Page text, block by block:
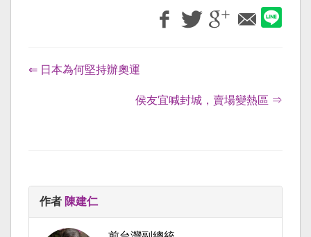
⇐ 日本為何堅持辦奧運
侯友宜喊封城，賣場變熱區 ⇒
作者 陳建仁